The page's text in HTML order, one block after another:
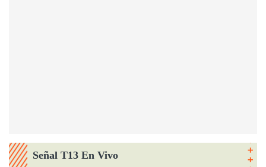
Señal T13 En Vivo